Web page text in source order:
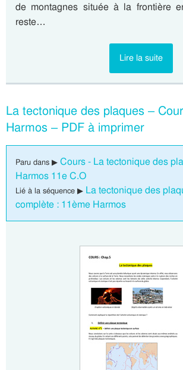
de montagnes située à la frontière
reste…
Lire la suite
La tectonique des plaques –
Harmos – PDF à imprimer
Paru dans ▶ Cours - La tectonique des
Harmos 11e C.O
Lié à la séquence ▶ La tectonique des
complète : 11ème Harmos